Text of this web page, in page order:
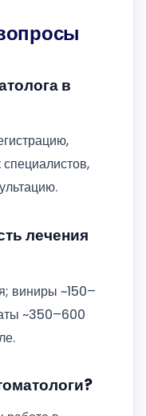
в
лечения
виниры ~150–
~350–600